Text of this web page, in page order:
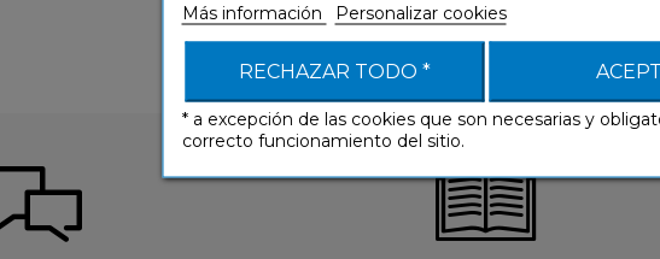
Más información
Personalizar cookies
RECHAZAR TODO *
* a excepción de las cookies que son necesarias y
correcto funcionamiento del sitio.